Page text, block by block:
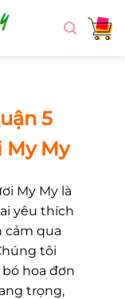
5
My My
My My là
yêu thích
cảm qua
tôi
hoa đơn
trọng,